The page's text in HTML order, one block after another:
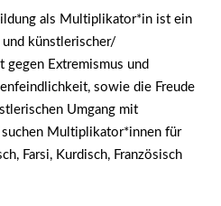
als Multiplikator*in ist ein
und künstlerischer/
gegen Extremismus und
sowie die Freude
Umgang mit
suchen Multiplikator*innen für
Farsi, Kurdisch, Französisch